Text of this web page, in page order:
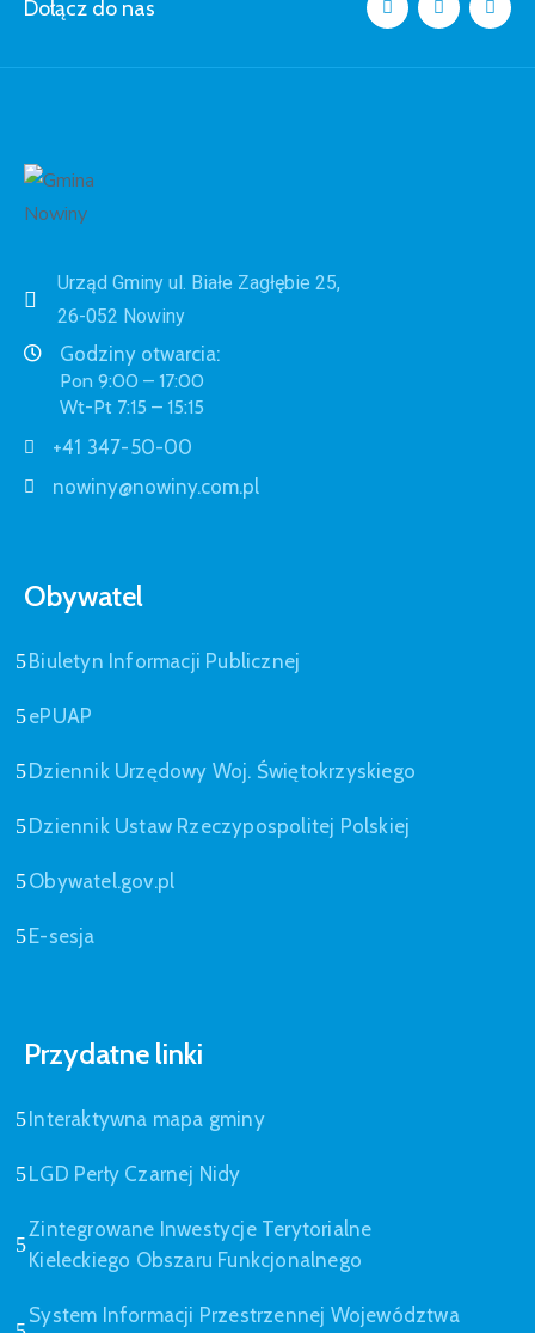
Dołącz do nas
Urząd Gminy ul. Białe Zagłębie 25,
26-052 Nowiny
Godziny otwarcia:
Pon 9:00 – 17:00
Wt-Pt 7:15 – 15:15
+41 347-50-00
nowiny@nowiny.com.pl
Obywatel
Biuletyn Informacji Publicznej
ePUAP
Dziennik Urzędowy Woj. Świętokrzyskiego
Dziennik Ustaw Rzeczypospolitej Polskiej
Obywatel.gov.pl
E-sesja
Przydatne linki
Interaktywna mapa gminy
LGD Perły Czarnej Nidy
Zintegrowane Inwestycje Terytorialne
Kieleckiego Obszaru Funkcjonalnego
System Informacji Przestrzennej Województwa